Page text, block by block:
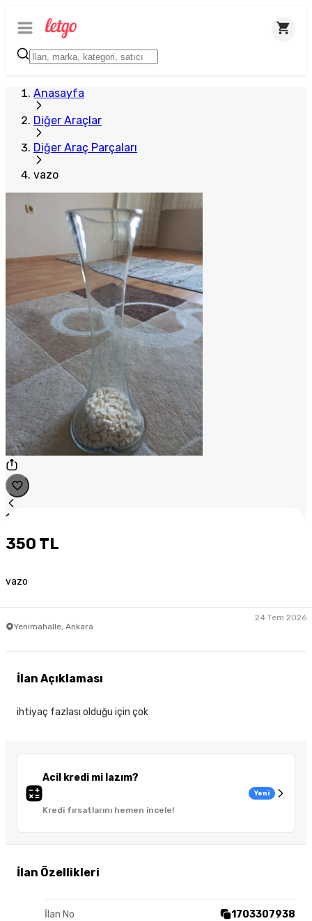
Anasayfa
Diğer Araçlar
Diğer Araç Parçaları
vazo
1
350 TL
vazo
Yenimahalle, Ankara
24 Tem 2026
Acil kredi mi lazım?
Kredi fırsatlarını hemen incele!
Yeni
İlan Özellikleri
İlan No 1703307938
İlan Açıklaması
ihtiyaç fazlası olduğu için çok